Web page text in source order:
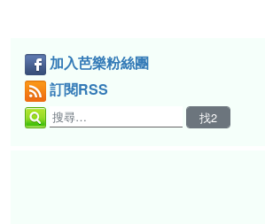
加入芭樂粉絲團
訂閱RSS